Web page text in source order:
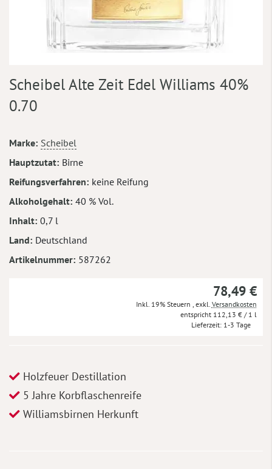
Anfang
der
Bildergalerie
Scheibel Alte Zeit Edel Williams 40%
0.70
Mehr
Informationen
Marke Scheibel
Hauptzutat Birne
Reifungsverfahren keine Reifung
Alkoholgehalt 40 % Vol.
Inhalt 0,7 l
Land Deutschland
Artikelnummer 587262
78,49 €
Inkl. 19% Steuern exkl. Versandkosten
112,13 € / 1 l
Lieferzeit 1-3 Tage
Holzfeuer Destillation
5 Jahre Korbflaschenreife
Williamsbirnen Herkunft